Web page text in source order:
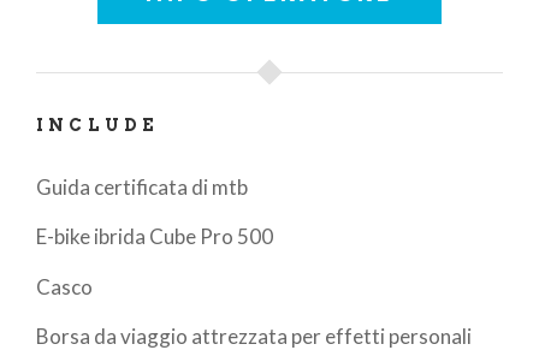
INCLUDE
Guida certificata di mtb
E-bike ibrida Cube Pro 500
Casco
Borsa da viaggio attrezzata per effetti personali